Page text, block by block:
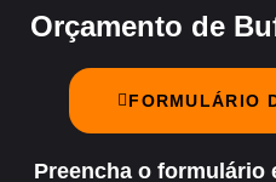
Orçamento de
FORMULÁRIO
Preencha o formulário